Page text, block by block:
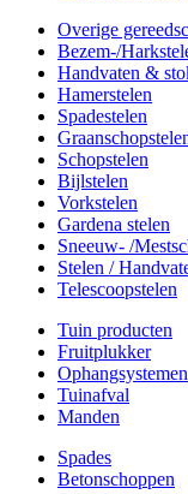
Overige
Bezem-/
Handvaten &
Hamerstelen
Spadestelen
Schopstelen
Bijlstelen
Vorkstelen
Gardena stelen
Sneeuw- /
Stelen /
Telescoopstelen
Tuin producten
Fruitplukker
Ophangsystemen
Tuinafval
Manden
Spades
Betonschoppen